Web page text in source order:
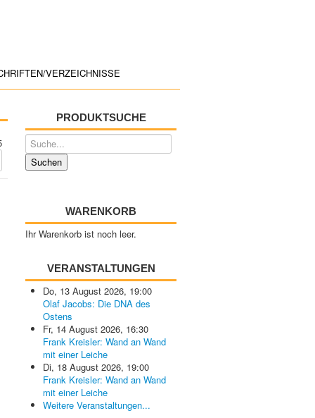
VERZEICHNISSE
PRODUKTSUCHE
WARENKORB
Ihr Warenkorb ist noch leer.
VERANSTALTUNGEN
Do, 13 August 2026, 19:00
Olaf Jacobs: Die DNA des
Ostens
Fr, 14 August 2026, 16:30
Frank Kreisler: Wand an Wand
mit einer Leiche
Di, 18 August 2026, 19:00
Frank Kreisler: Wand an Wand
mit einer Leiche
Weitere Veranstaltungen...